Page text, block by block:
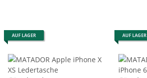
AUF LAGER AUF LAGER